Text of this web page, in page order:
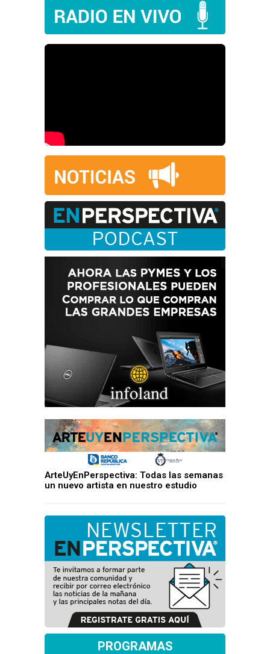
ArteUyEnPerspectiva: Todas las semanas
un nuevo artista en nuestro estudio
PROGRAMAS